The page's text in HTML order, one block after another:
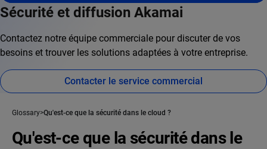
Sécurité et diffusion Akamai
Contactez notre équipe commerciale pour discuter de vos
besoins et trouver les solutions adaptées à votre entreprise.
Contacter le service commercial
Glossary Qu'est-ce que la sécurité dans le cloud ?
Qu'est-ce que la sécurité dans le